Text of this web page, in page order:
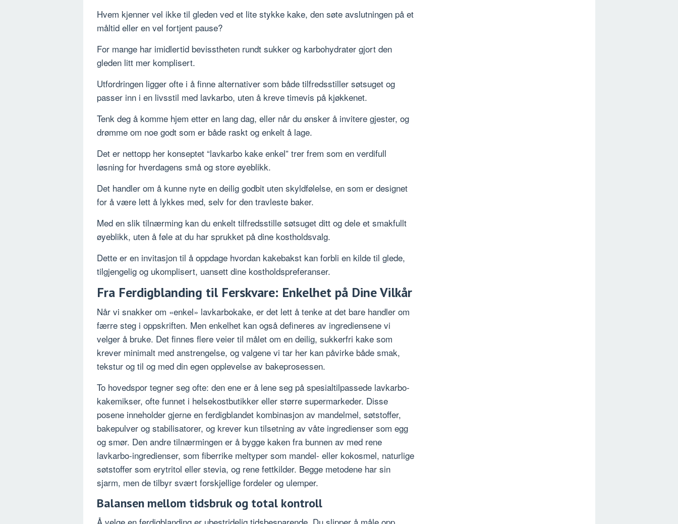
Hvem kjenner vel ikke til gleden ved et lite stykke kake, den søte avslutningen på et
måltid eller en vel fortjent pause?
For mange har imidlertid bevisstheten rundt sukker og karbohydrater gjort den
gleden litt mer komplisert.
Utfordringen ligger ofte i å finne alternativer som både tilfredsstiller søtsuget og
passer inn i en livsstil med lavkarbo, uten å kreve timevis på kjøkkenet.
Tenk deg å komme hjem etter en lang dag, eller når du ønsker å invitere gjester, og
drømme om noe godt som er både raskt og enkelt å lage.
Det er nettopp her konseptet “lavkarbo kake enkel” trer frem som en verdifull
løsning for hverdagens små og store øyeblikk.
Det handler om å kunne nyte en deilig godbit uten skyldfølelse, en som er designet
for å være lett å lykkes med, selv for den travleste baker.
Med en slik tilnærming kan du enkelt tilfredsstille søtsuget ditt og dele et smakfullt
øyeblikk, uten å føle at du har sprukket på dine kostholdsvalg.
Dette er en invitasjon til å oppdage hvordan kakebakst kan forbli en kilde til glede,
tilgjengelig og ukomplisert, uansett dine kostholdspreferanser.
Fra Ferdigblanding til Ferskvare: Enkelhet på Dine Vilkår
Når vi snakker om «enkel» lavkarbokake, er det lett å tenke at det bare handler om
færre steg i oppskriften. Men enkelhet kan også defineres av ingrediensene vi
velger å bruke. Det finnes flere veier til målet om en deilig, sukkerfri kake som
krever minimalt med anstrengelse, og valgene vi tar her kan påvirke både smak,
tekstur og til og med din egen opplevelse av bakeprosessen.
To hovedspor tegner seg ofte: den ene er å lene seg på spesialtilpassede lavkarbo-
kakemikser, ofte funnet i helsekostbutikker eller større supermarkeder. Disse
posene inneholder gjerne en ferdigblandet kombinasjon av mandelmel, søtstoffer,
bakepulver og stabilisatorer, og krever kun tilsetning av våte ingredienser som egg
og smør. Den andre tilnærmingen er å bygge kaken fra bunnen av med rene
lavkarbo-ingredienser, som fiberrike meltyper som mandel- eller kokosmel, naturlige
søtstoffer som erytritol eller stevia, og rene fettkilder. Begge metodene har sin
sjarm, men de tilbyr svært forskjellige fordeler og ulemper.
Balansen mellom tidsbruk og total kontroll